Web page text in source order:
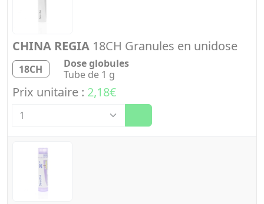
CHINA REGIA 18CH Granules en unidose
18CH
Dose globules
Tube de 1 g
Prix unitaire : 2,18€